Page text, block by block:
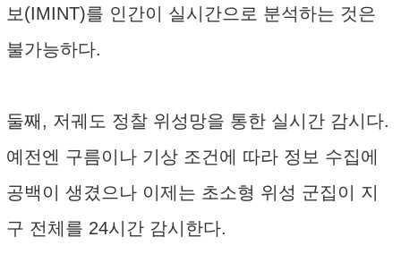
보(IMINT)를 인간이 실시간으로 분석하는 것은
불가능하다.
둘째, 저궤도 정찰 위성망을 통한 실시간 감시다.
예전엔 구름이나 기상 조건에 따라 정보 수집에
공백이 생겼으나 이제는 초소형 위성 군집이 지
구 전체를 24시간 감시한다.